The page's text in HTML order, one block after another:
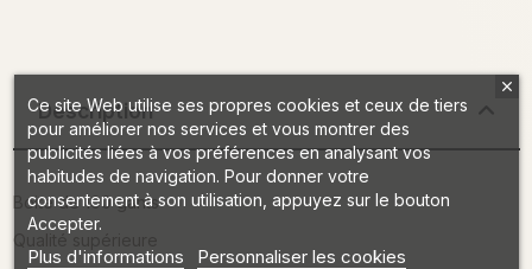
Description
Boite de 100 gants
Qualité supérieure
Ce site Web utilise ses propres cookies et ceux de tiers
pour améliorer nos services et vous montrer des
publicités liées à vos préférences en analysant vos
habitudes de navigation. Pour donner votre
consentement à son utilisation, appuyez sur le bouton
Accepter.
Plus d'informations Personnaliser les cookies